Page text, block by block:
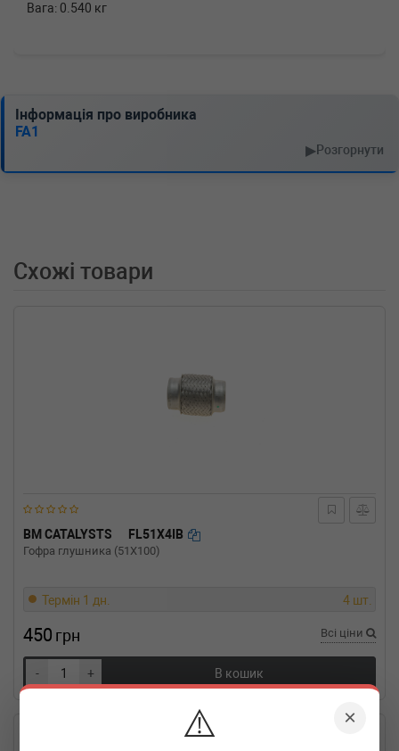
×
⚠️
Вага: 0.540 кг
Інформація про виробника
FA1
▶Розгорнути
Схожі товари
BM CATALYSTS FL51X4IB
Гофра глушника (51X100)
Термін 1 дн. 4 шт.
450 грн Всі ціни
- + В кошик